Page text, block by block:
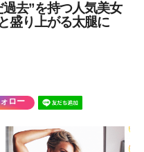
去”を持つ人気美女
盛り上がる太腿に
ロー